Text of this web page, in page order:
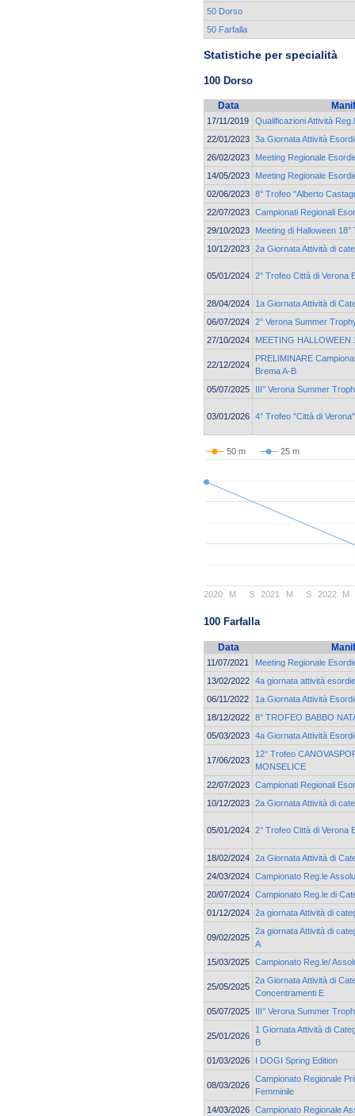
50 Dorso
50 Farfalla
Statistiche per specialità
100 Dorso
Data
17/11/2019
Qualificazioni Attività
22/01/2023 3a Giornata Attività
26/02/2023
Meeting Regionale
14/05/2023
Meeting Regionale
02/06/2023 8° Trofeo "Alberto
22/07/2023 Campionati Regionali
29/10/2023
Meeting di Halloween
10/12/2023 2a Giornata Attività di
05/01/2024 2° Trofeo Città di Verona
28/04/2024
1a Giornata Attività di
06/07/2024 2° Verona Summer
27/10/2024
MEETING HALLOWEEN
22/12/2024
PRELIMINARE
Brema A-B
05/07/2025
III° Verona Summer
03/01/2026 4° Trofeo "Città di
50 m 25 m
2020 2021 2022
M S M S M
100 Farfalla
Data
11/07/2021
Meeting Regionale
13/02/2022 4a giornata attività
06/11/2022
1a Giornata Attività
18/12/2022 8° TROFEO BABBO
05/03/2023 4a Giornata Attività
17/06/2023
12° Trofeo
MONSELICE
22/07/2023 Campionati Regionali
10/12/2023 2a Giornata Attività di
05/01/2024 2° Trofeo Città di Verona
18/02/2024 2a Giornata Attività di
24/03/2024 Campionato Reg.le
20/07/2024 Campionato Reg.le di
01/12/2024 2a giornata Attività di
09/02/2025
2a giornata Attività di
A
15/03/2025 Campionato Reg.le/
25/05/2025
2a Giornata Attività di
Concentramenti E
05/07/2025
III° Verona Summer
25/01/2026
1 Giornata Attività di
B
01/03/2026
I DOGI Spring Edition
08/03/2026
Campionato Regionale
Femminile
14/03/2026 Campionato Regionale